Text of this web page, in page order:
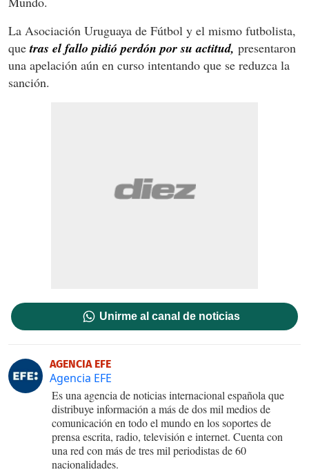
La Asociación Uruguaya de Fútbol y el mismo futbolista,
quetras el fallo pidió perdón por su actitud, presentaron
una apelación aún en curso intentando que se reduzca la
sanción.
Unirme al canal de noticias
AGENCIA EFE
Agencia EFE
Es una agencia de noticias internacional española que
distribuye información a más de dos mil medios de
comunicación en todo el mundo en los soportes de
prensa escrita, radio, televisión e internet. Cuenta con
una red con más de tres mil periodistas de 60
nacionalidades.